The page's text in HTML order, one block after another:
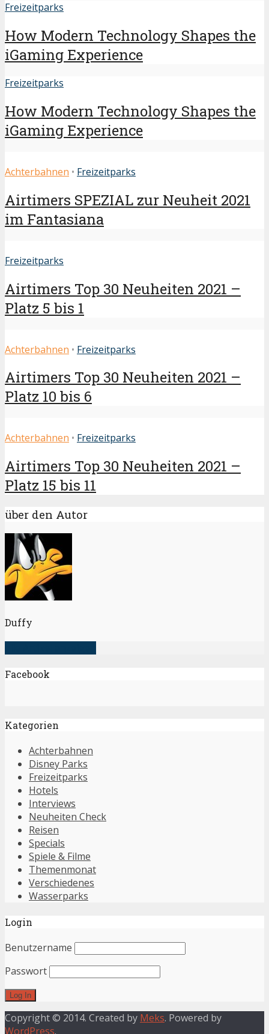
Freizeitparks
How Modern Technology Shapes the
iGaming Experience
Freizeitparks
How Modern Technology Shapes the
iGaming Experience
Achterbahnen • Freizeitparks
Airtimers SPEZIAL zur Neuheit 2021
im Fantasiana
Freizeitparks
Airtimers Top 30 Neuheiten 2021 –
Platz 5 bis 1
Achterbahnen • Freizeitparks
Airtimers Top 30 Neuheiten 2021 –
Platz 10 bis 6
Achterbahnen • Freizeitparks
Airtimers Top 30 Neuheiten 2021 –
Platz 15 bis 11
über den Autor
Duffy
Facebook
Kategorien
Achterbahnen
Disney Parks
Freizeitparks
Hotels
Interviews
Neuheiten Check
Reisen
Specials
Spiele & Filme
Themenmonat
Verschiedenes
Wasserparks
Login
Benutzername
Passwort
Copyright © 2014. Created by Meks. Powered by
WordPress.